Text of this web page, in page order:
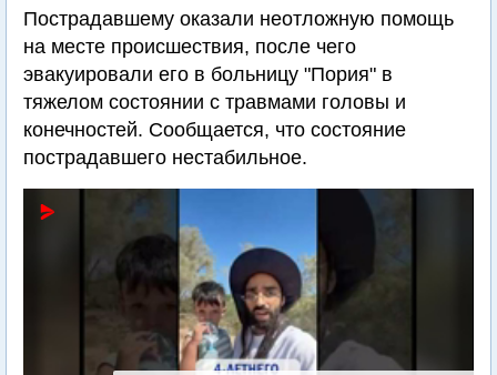
Пострадавшему оказали неотложную помощь
на месте происшествия, после чего
эвакуировали его в больницу "Пория" в
тяжелом состоянии с травмами головы и
конечностей. Сообщается, что состояние
пострадавшего нестабильное.